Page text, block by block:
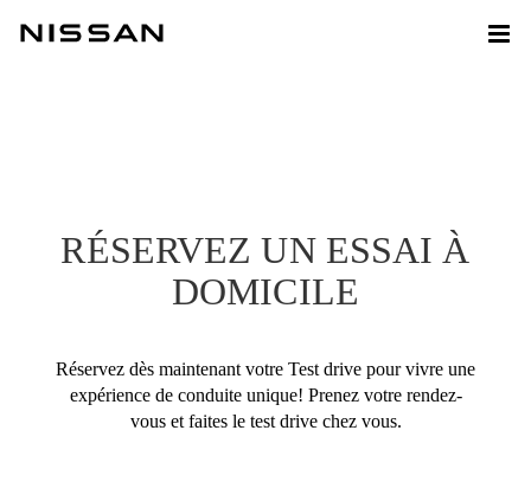
RÉSERVEZ UN ESSAI À
DOMICILE
Réservez dès maintenant votre Test drive pour vivre une
expérience de conduite unique! Prenez votre rendez-
vous et faites le test drive chez vous.